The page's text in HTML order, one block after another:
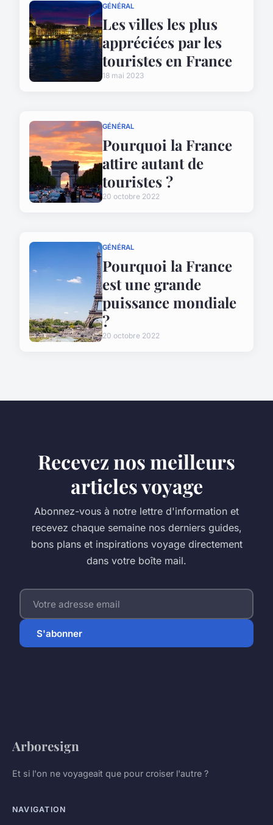
GÉNÉRAL
Les villes les plus
appréciées par les
touristes en France
18 mai 2023
GÉNÉRAL
Pourquoi la France
attire autant de
touristes ?
20 octobre 2022
GÉNÉRAL
Pourquoi la France
est une grande
puissance mondiale
?
20 octobre 2022
Recevez nos meilleurs
articles voyage
Abonnez-vous à notre lettre d'information et
recevez chaque semaine nos derniers guides,
bons plans et inspirations voyage directement
dans votre boîte mail.
S'abonner
Arboresign
Et si l'on ne voyageait que pour croiser l'autre ?
NAVIGATION